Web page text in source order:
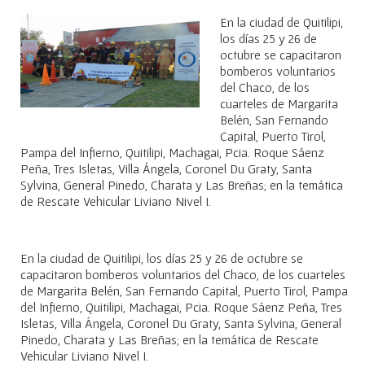
En la ciudad de Quitilipi,
los días 25 y 26 de
octubre se capacitaron
bomberos voluntarios
del Chaco, de los
cuarteles de Margarita
Belén, San Fernando
Capital, Puerto Tirol,
Pampa del Infierno, Quitilipi, Machagai, Pcia. Roque Sáenz
Peña, Tres Isletas, Villa Ángela, Coronel Du Graty, Santa
Sylvina, General Pinedo, Charata y Las Breñas; en la temática
de Rescate Vehicular Liviano Nivel I.
En la ciudad de Quitilipi, los días 25 y 26 de octubre se
capacitaron bomberos voluntarios del Chaco, de los cuarteles
de Margarita Belén, San Fernando Capital, Puerto Tirol, Pampa
del Infierno, Quitilipi, Machagai, Pcia. Roque Sáenz Peña, Tres
Isletas, Villa Ángela, Coronel Du Graty, Santa Sylvina, General
Pinedo, Charata y Las Breñas; en la temática de Rescate
Vehicular Liviano Nivel I.